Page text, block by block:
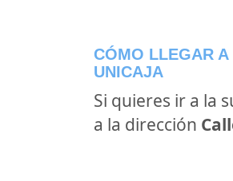
CÓMO LLEGAR
UNICAJA
Si quieres ir a la
a la dirección